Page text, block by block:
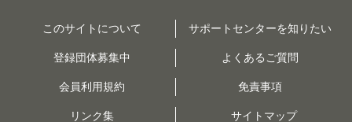
このサイトについて サポートセンターを知りたい
登録団体募集中 よくあるご質問
会員利用規約 免責事項
リンク集 サイトマップ